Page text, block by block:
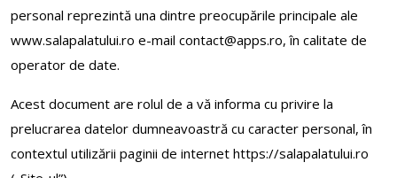
personal reprezintă una dintre preocupările principale ale
www.salapalatului.ro e-mail contact@apps.ro, în calitate de
operator de date.
Acest document are rolul de a vă informa cu privire la
prelucrarea datelor dumneavoastră cu caracter personal, în
contextul utilizării paginii de internet https://salapalatului.ro